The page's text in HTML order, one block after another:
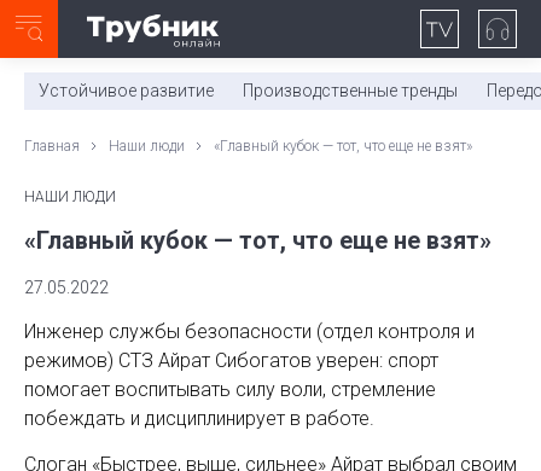
0:00/ 11:03
Устойчивое развитие Производственные тренды
Главная Наши люди «Главный кубок — тот, что еще не взят»
НАШИ ЛЮДИ
«Главный кубок — тот, что еще не взят»
27.05.2022
Инженер службы безопасности (отдел контроля и
режимов) СТЗ Айрат Сибогатов уверен: спорт
помогает воспитывать силу воли, стремление
побеждать и дисциплинирует в работе.
Слоган «Быстрее, выше, сильнее» Айрат выбрал своим